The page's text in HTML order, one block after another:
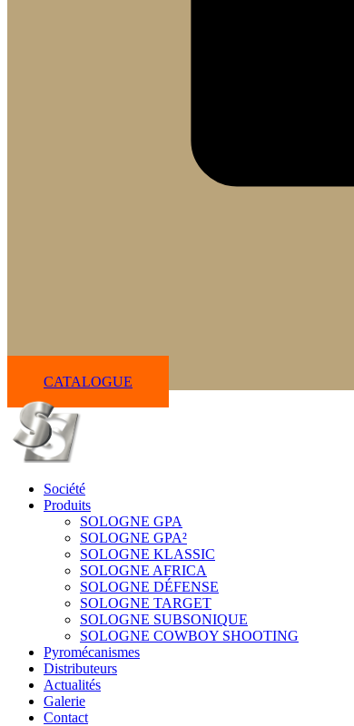
CATALOGUE
Société
Produits
SOLOGNE GPA
SOLOGNE GPA²
SOLOGNE KLASSIC
SOLOGNE AFRICA
SOLOGNE DÉFENSE
SOLOGNE TARGET
SOLOGNE SUBSONIQUE
SOLOGNE COWBOY SHOOTING
Pyromécanismes
Distributeurs
Actualités
Galerie
Contact